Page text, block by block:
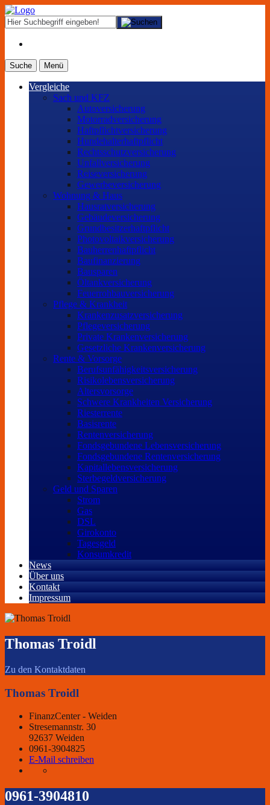
Suche Menü
Vergleiche
Sach und KFZ
Autoversicherung
Motorradversicherung
Haftpflichtversicherung
Hundehalterhaftpflicht
Rechtsschutzversicherung
Unfallversicherung
Reiseversicherung
Gewerbeversicherung
Wohnung & Haus
Hausratversicherung
Gebäudeversicherung
Grundbesitzerhaftpflicht
Photovoltaikversicherung
Bauherrenhaftpflicht
Baufinanzierung
Bausparen
Öltankversicherung
Feuerrohbauversicherung
Pflege & Krankheit
Krankenzusatzversicherung
Pflegeversicherung
Private Krankenversicherung
Gesetzliche Krankenversicherung
Rente & Vorsorge
Berufs­unfähigkeitsversicherung
Risikolebensversicherung
Altersvorsorge
Schwere Krankheiten Versicherung
Riesterrente
Basisrente
Rentenversicherung
Fondsgebundene Lebensversicherung
Fondsgebundene Rentenversicherung
Kapitallebensversicherung
Sterbegeldversicherung
Geld und Sparen
Strom
Gas
DSL
Girokonto
Tagesgeld
Konsumkredit
News
Über uns
Kontakt
Impressum
Thomas Troidl
Zu den Kontaktdaten
Thomas Troidl
FinanzCenter - Weiden
Stresemannstr. 30
92637 Weiden
0961-3904825
E-Mail schreiben
0961-3904810